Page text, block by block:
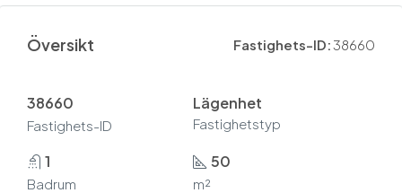
Översikt Fastighets-ID:38660
38660
Fastighets-ID
Lägenhet
Fastighetstyp
1
Badrum
50
m²